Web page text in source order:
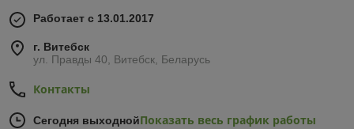
Работает с 13.01.2017
г. Витебск
ул. Правды 40, Витебск, Беларусь
Контакты
Сегодня выходнойПоказать весь график работы